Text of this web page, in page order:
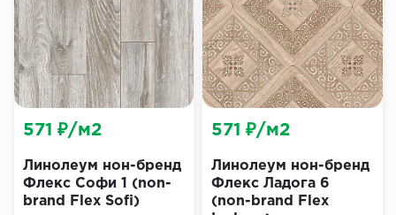
Линолеум нон-бренд
Флекс Софи 1 (non-
brand Flex Sofi)
571 ₽/м2
Линолеум нон-бренд
Флекс Ладога 6
(non-brand Flex
571 ₽/м2